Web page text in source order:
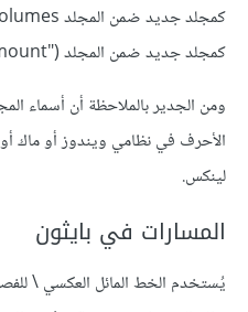
كمجلد جديد ضمن المجلد ‪/mnt ("mount")
ومن الجدير بالملاحظة أن أسماء
الأحرف في نظامي ويندوز أو ماك
لينكس.
المسارات في بايثون
يُستخدم الخط المائل العكسي \